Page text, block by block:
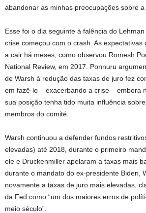
abandonar as minhas preocupações sobre a
Esse foi o dia seguinte à falência do
crise começou com o crash. As expectativas
a cair há meses, como observou Romesh
National Review, em 2017. Ponnuru
de Warsh à redução das taxas de juro fez
em fazê-lo – exacerbando a crise – embora
sua posição tenha tido muita influência
membros do comité.
Warsh continuou a defender fundos
elevadas) até 2018, durante o primeiro
ele e Druckenmiller apelaram a taxas mais
durante o mandato do ex-presidente Biden,
novamente a taxas de juro mais elevadas,
da Fed como “um dos maiores erros de
meio século”.